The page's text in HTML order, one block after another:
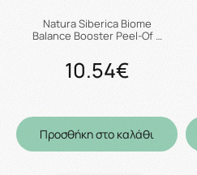
Natura Siberica Biome
Balance Booster Peel-Of …
10.54€
Προσθήκη στο καλάθι